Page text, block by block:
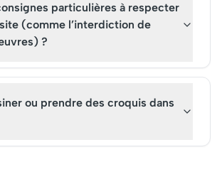
particulières à respecter
(comme l’interdiction de
?
ou prendre des croquis dans